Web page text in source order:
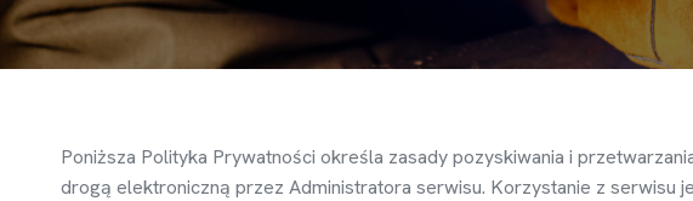
Poniższa Polityka Prywatności określa zasady pozyskiwania i
drogą elektroniczną przez Administratora serwisu. Korzystanie z serwisu